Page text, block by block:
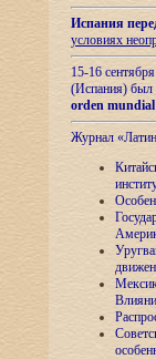
Испания
условиях
15-16
(Испания) был
orden
Журнал